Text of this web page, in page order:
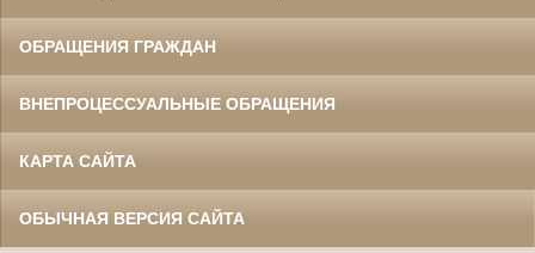
ОБРАЩЕНИЯ ГРАЖДАН
ВНЕПРОЦЕССУАЛЬНЫЕ ОБРАЩЕНИЯ
КАРТА САЙТА
ОБЫЧНАЯ ВЕРСИЯ САЙТА